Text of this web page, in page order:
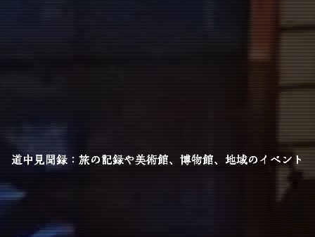
道中見聞録：旅の記録や美術館、博物館、地域のイベント